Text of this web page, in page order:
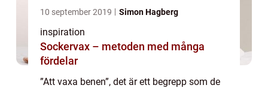
10 september 2019 Simon Hagberg
inspiration
Sockervax – metoden med många
fördelar
”Att vaxa benen”, det är ett begrepp som de